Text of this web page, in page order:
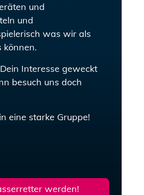
und
und
was wir als
können.
Interesse geweckt
besuch uns doch
eine starke Gruppe!
werden!